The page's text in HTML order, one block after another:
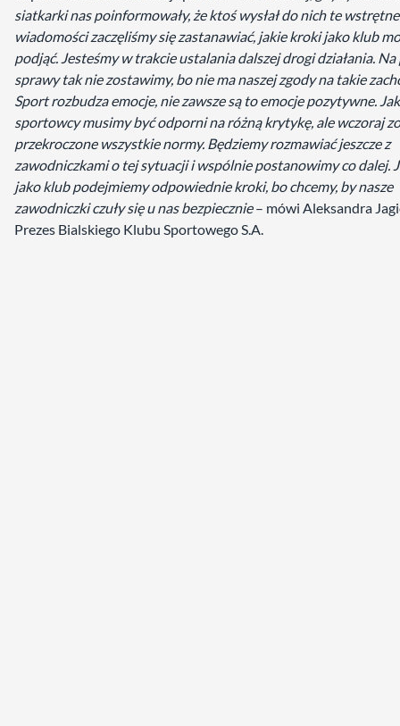
siatkarki nas poinformowały, że ktoś wysłał do nich te wstrętne
wiadomości zaczęliśmy się zastanawiać, jakie kroki jako klub
podjąć. Jesteśmy w trakcie ustalania dalszej drogi działania.
sprawy tak nie zostawimy, bo nie ma naszej zgody na takie
Sport rozbudza emocje, nie zawsze są to emocje pozytywne.
sportowcy musimy być odporni na różną krytykę, ale wczoraj
przekroczone wszystkie normy. Będziemy rozmawiać jeszcze z
zawodniczkami o tej sytuacji i wspólnie postanowimy co dalej.
jako klub podejmiemy odpowiednie kroki, bo chcemy, by nasze
zawodniczki czuły się u nas bezpiecznie– mówi Aleksandra
Prezes Bialskiego Klubu Sportowego S.A.